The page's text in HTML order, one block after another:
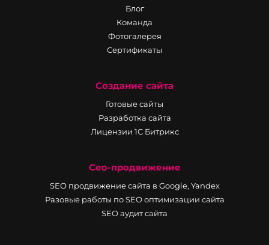
Блог
Команда
Фотогалерея
Сертификаты
Создание сайта
Готовые сайты
Разработка сайта
Лицензии 1С Битрикс
Сео-продвижение
SEO продвижение сайта в Google, Yandex
Разовые работы по SEO оптимизации сайта
SEO аудит сайта